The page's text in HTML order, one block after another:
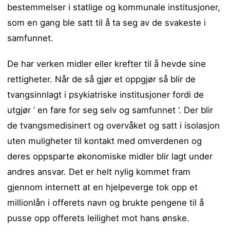
bestemmelser i statlige og kommunale institusjoner,
som en gang ble satt til å ta seg av de svakeste i
samfunnet.
De har verken midler eller krefter til å hevde sine
rettigheter. Når de så gjør et oppgjør så blir de
tvangsinnlagt i psykiatriske institusjoner fordi de
utgjør ’ en fare for seg selv og samfunnet ’. Der blir
de tvangsmedisinert og overvåket og satt i isolasjon
uten muligheter til kontakt med omverdenen og
deres oppsparte økonomiske midler blir lagt under
andres ansvar. Det er helt nylig kommet fram
gjennom internett at en hjelpeverge tok opp et
millionlån i offerets navn og brukte pengene til å
pusse opp offerets leilighet mot hans ønske.